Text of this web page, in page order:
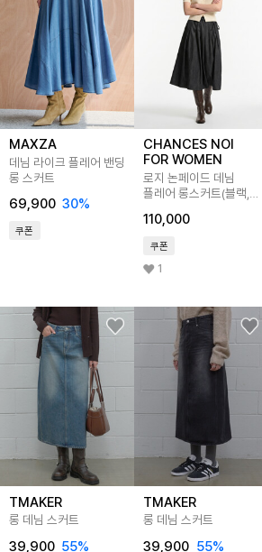
MAXZA
데님 라이크 플레어 밴딩
롱 스커트
69,900 30%
쿠폰
CHANCES NOI
FOR WOMEN
로지 논페이드 데님
플레어 롱스커트(블랙,
110,000
쿠폰
1
TMAKER
롱 데님 스커트
39,900 55%
TMAKER
롱 데님 스커트
39,900 55%